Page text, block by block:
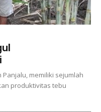
Panjalu, memiliki sejumlah
produktivitas tebu